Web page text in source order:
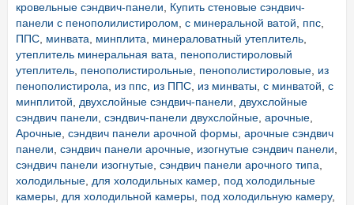
кровельные сэндвич-панели, Купить стеновые сэндвич-
панели с пенополилистиролом, с минеральной ватой, ппс,
ППС, минвата, минплита, минераловатный утеплитель,
утеплитель минеральная вата, пенополистироловый
утеплитель, пенополистирольные, пенополистироловые, из
пенополистирола, из ппс, из ППС, из минваты, с минватой, с
минплитой, двухслойные сэндвич-панели, двухслойные
сэндвич панели, сэндвич-панели двухслойные, арочные,
Арочные, сэндвич панели арочной формы, арочные сэндвич
панели, сэндвич панели арочные, изогнутые сэндвич панели,
сэндвич панели изогнутые, сэндвич панели арочного типа,
холодильные, для холодильных камер, под холодильные
камеры, для холодильной камеры, под холодильную камеру,